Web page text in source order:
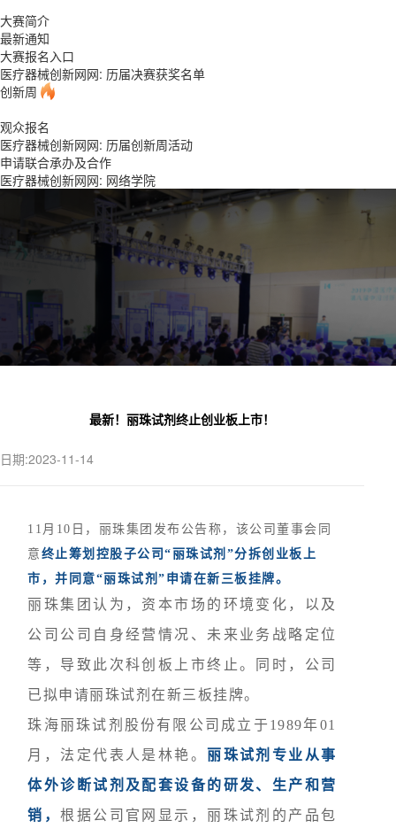
大赛简介
最新通知
大赛报名入口
医疗器械创新网网: 历届决赛获奖名单
创新周
观众报名
医疗器械创新网网: 历届创新周活动
申请联合承办及合作
医疗器械创新网网: 网络学院
最新！丽珠试剂终止创业板上市！
日期:2023-11-14
11月10日，丽珠集团发布公告称，该公司董事会同
意 终止筹划控股子公司“丽珠试剂”分拆创业板上
市，并同意“丽珠试剂”申请在新三板挂牌。
丽珠集团认为，资本市场的环境变化，以及
公司公司自身经营情况、未来业务战略定位
等，导致此次科创板上市终止。同时，公司
已拟申请丽珠试剂在新三板挂牌。
珠海丽珠试剂股份有限公司成立于1989年01
月，法定代表人是林艳。 丽珠试剂专业从事
体外诊断试剂 及配套设备的研发、生产和营
销，根据公司官网显示，丽珠试剂的产品包